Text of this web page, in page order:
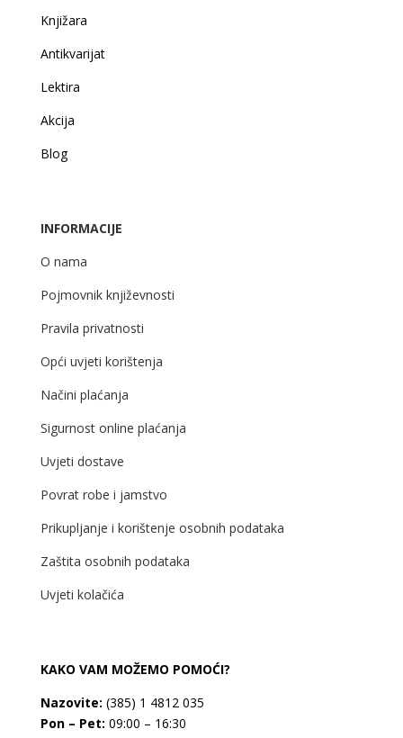
Knjižara
Antikvarijat
Lektira
Akcija
Blog
INFORMACIJE
O nama
Pojmovnik književnosti
Pravila privatnosti
Opći uvjeti korištenja
Načini plaćanja
Sigurnost online plaćanja
Uvjeti dostave
Povrat robe i jamstvo
Prikupljanje i korištenje osobnih podataka
Zaštita osobnih podataka
Uvjeti kolačića
KAKO VAM MOŽEMO POMOĆI?
Nazovite: (385) 1 4812 035
Pon – Pet: 09:00 – 16:30